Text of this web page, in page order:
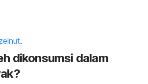
.
dikonsumsi dalam